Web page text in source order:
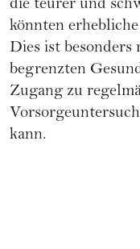
die teurer und
könnten
Dies ist
begrenzten
Zugang zu
kann.